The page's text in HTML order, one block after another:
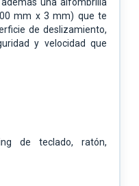
mm x 3 mm) que te
de deslizamiento,
y velocidad que
de teclado, ratón,